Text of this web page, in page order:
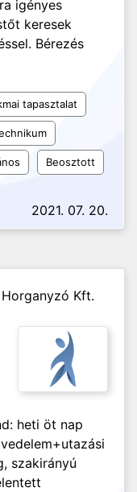
igényes
keresek
Bérezés
tapasztalat
Beosztott
2021. 07. 20.
Horganyzó Kft.
heti öt nap
szakirányú